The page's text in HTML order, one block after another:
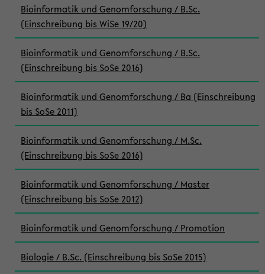
Bioinformatik und Genomforschung / B.Sc.
(Einschreibung bis WiSe 19/20)
Bioinformatik und Genomforschung / B.Sc.
(Einschreibung bis SoSe 2016)
Bioinformatik und Genomforschung / Ba (Einschreibung
bis SoSe 2011)
Bioinformatik und Genomforschung / M.Sc.
(Einschreibung bis SoSe 2016)
Bioinformatik und Genomforschung / Master
(Einschreibung bis SoSe 2012)
Bioinformatik und Genomforschung / Promotion
Biologie / B.Sc. (Einschreibung bis SoSe 2015)